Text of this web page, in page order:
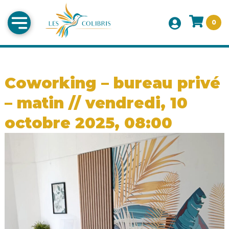
0
Coworking – bureau privé
– matin // vendredi, 10
octobre 2025, 08:00